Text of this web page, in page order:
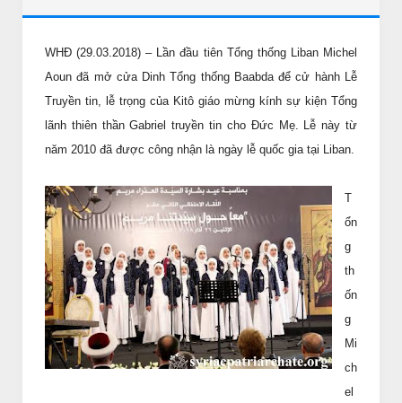
quán bún đậu tìm vợ Bắc kim thang sẽ bị cấm ?
Jan 11 2018
WHĐ (29.03.2018) – Lần đầu tiên Tổng thống Liban Michel
Aoun đã mở cửa Dinh Tổng thống Baabda để cử hành Lễ
Truyền tin, lễ trọng của Kitô giáo mừng kính sự kiện Tổng
lãnh thiên thần Gabriel truyền tin cho Đức Mẹ. Lễ này từ
năm 2010 đã được công nhận là ngày lễ quốc gia tại Liban.
T
ổn
g
th
ốn
g
Mi
ch
el